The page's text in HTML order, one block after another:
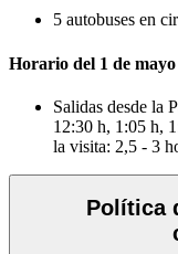
5 autobuses en
Horario del 1 de
Salidas desde la
12:30 h, 1:05 h,
la visita: 2,5 - 3
Política